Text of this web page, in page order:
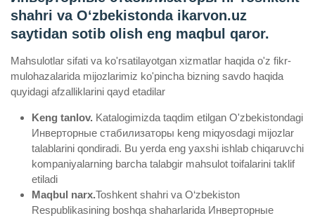
shahri va Oʻzbekistonda ikarvon.uz
saytidan sotib olish eng maqbul qaror.
Mahsulotlar sifati va ko'rsatilayotgan xizmatlar haqida o'z fikr-
mulohazalarida mijozlarimiz ko'pincha bizning savdo haqida
quyidagi afzalliklarini qayd etadilar
Keng tanlov. Katalogimizda taqdim etilgan O'zbekistondagi
Инверторные стабилизаторы keng miqyosdagi mijozlar
talablarini qondiradi. Bu yerda eng yaxshi ishlab chiqaruvchi
kompaniyalarning barcha talabgir mahsulot toifalarini taklif
etiladi
Maqbul narx.Toshkent shahri va O‘zbekiston
Respublikasining boshqa shaharlarida Инверторные